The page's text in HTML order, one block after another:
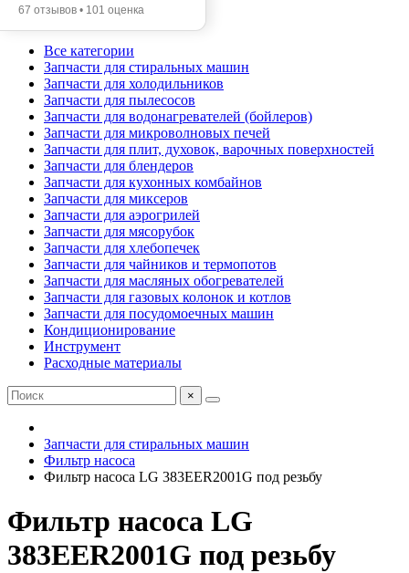
Все категории
Запчасти для стиральных машин
Запчасти для холодильников
Запчасти для пылесосов
Запчасти для водонагревателей (бойлеров)
Запчасти для микроволновых печей
Запчасти для плит, духовок, варочных поверхностей
Запчасти для блендеров
Запчасти для кухонных комбайнов
Запчасти для миксеров
Запчасти для аэрогрилей
Запчасти для мясорубок
Запчасти для хлебопечек
Запчасти для чайников и термопотов
Запчасти для масляных обогревателей
Запчасти для газовых колонок и котлов
Запчасти для посудомоечных машин
Кондиционирование
Инструмент
Расходные материалы
×
Запчасти для стиральных машин
Фильтр насоса
Фильтр насоса LG 383EER2001G под резьбу
Фильтр насоса LG
383EER2001G под резьбу
67 отзывов • 101 оценка